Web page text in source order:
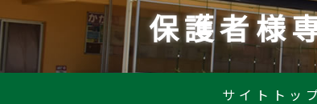
保護者様
サイトトッ